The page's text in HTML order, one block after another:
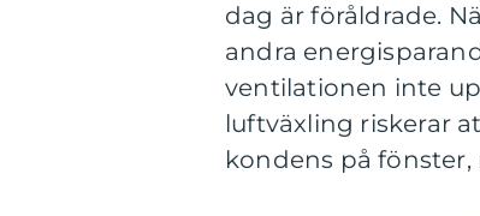
dag är föråldrade.
andra
ventilationen inte
luftväxling riskerar
kondens på